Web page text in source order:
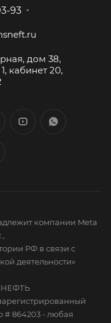
93
дом 38,
кабинет 20,
компании Meta
РФ в связи с
деятельности»
# 864203 - любая